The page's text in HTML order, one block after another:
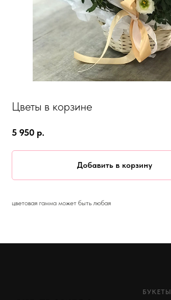
Цветы в корзине
5 950 р.
Добавить в корзину
цветовая гамма может быть любая
БУКЕТЫ